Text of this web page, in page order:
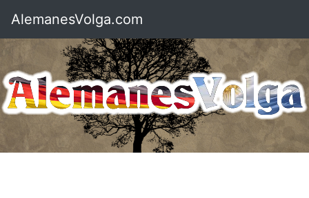
AlemanesVolga.com